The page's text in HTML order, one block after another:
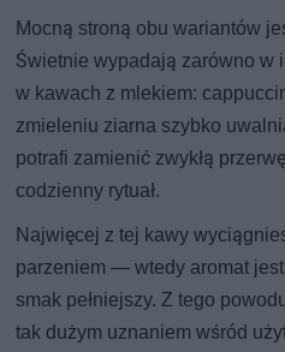
Mocną stroną obu wariantów
Świetnie wypadają zarówno w
w kawach z mlekiem:
zmieleniu ziarna szybko
potrafi zamienić zwykłą
codzienny rytuał.
Najwięcej z tej kawy
parzeniem — wtedy aromat
smak pełniejszy. Z tego
tak dużym uznaniem wśród